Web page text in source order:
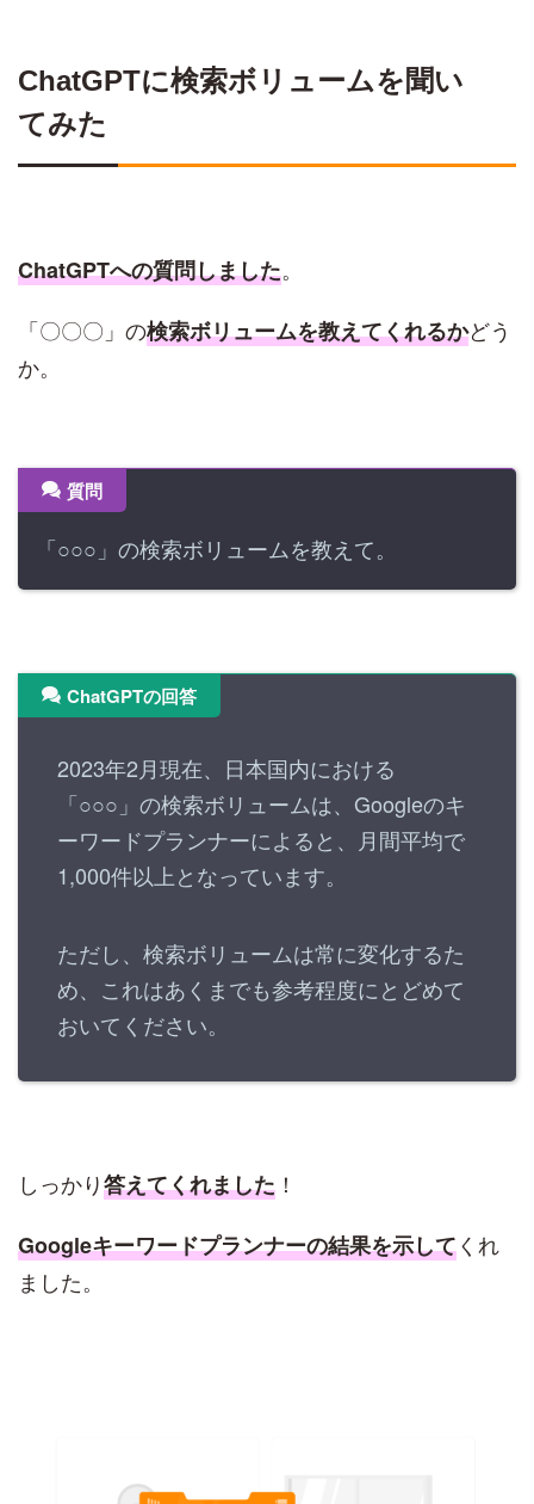
ChatGPTに検索ボリュームを聞い
てみた
ChatGPTへの質問しました。
「〇〇〇」の検索ボリュームを教えてくれるかどう
か。
質問
「○○○」の検索ボリュームを教えて。
ChatGPTの回答
2023年2月現在、日本国内における
「○○○」の検索ボリュームは、Googleのキ
ーワードプランナーによると、月間平均で
1,000件以上となっています。
ただし、検索ボリュームは常に変化するた
め、これはあくまでも参考程度にとどめて
おいてください。
しっかり答えてくれました ！
Googleキーワードプランナーの結果を示してくれ
ました。